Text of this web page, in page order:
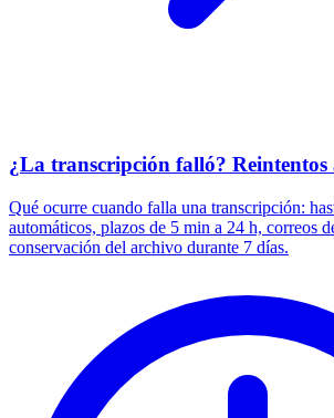
¿La transcripción falló? Reintentos
Qué ocurre cuando falla una transcripción:
automáticos, plazos de 5 min a 24 h, correos
conservación del archivo durante 7 días.